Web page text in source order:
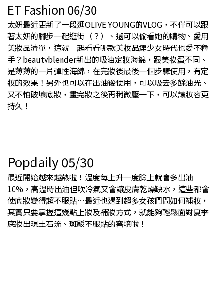
ET Fashion 06/30
太妍最近更新了一段逛OLIVE YOUNG的VLOG，不僅可以跟
著太妍的腳步一起逛街（？）、還可以偷看她的購物、愛用
美妝品清單，這就一起看看哪款美妝品連少女時代也愛不釋
手？beautyblender新出的吸油定妝海綿，跟美妝蛋不同、
是薄薄的一片彈性海綿，在完妝後最後一個步驟使用，有定
妝的效果！另外也可以在出油後使用，可以吸去多餘油光、
又不怕破壞底妝，畫完妝之後再稍微壓一下，可以讓妝容更
持久！
Popdaily 05/30
最近開始越來越熱啦！溫度每上升一度臉上就會多出油
10%，高溫時出油但吹冷氣又會讓皮膚乾燥缺水，這些都會
使底妝變得超不服貼…最近也遇到超多女孩們問如何補妝，
其實只要掌握這幾點上妝及補妝方式，就能夠輕鬆面對夏季
底妝出現土石流、斑駁不服貼的窘境啦！